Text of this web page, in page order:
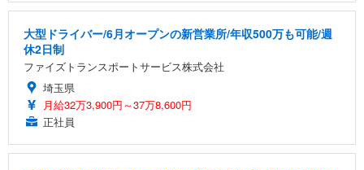
大型ドライバー/6月オープンの新営業所/年収500万も可能/週
休2日制
ファイズトランスポートサービス株式会社
埼玉県
月給32万3,900円～37万8,600円
正社員